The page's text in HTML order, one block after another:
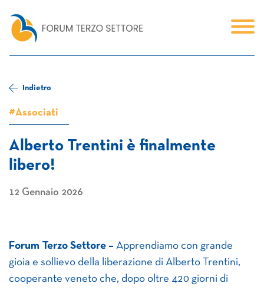
Indietro
#Associati
Alberto Trentini è finalmente
libero!
12 Gennaio 2026
Forum Terzo Settore – Apprendiamo con grande
gioia e sollievo della liberazione di Alberto Trentini,
cooperante veneto che, dopo oltre 420 giorni di